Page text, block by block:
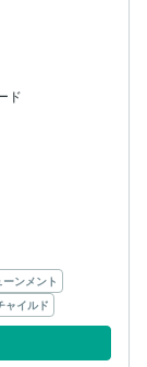
ド
ーンメント
ャイルド